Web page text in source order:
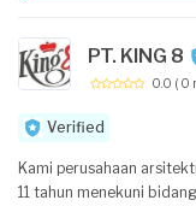
PT. KING 8
0.0 ( 0
Verified
Kami perusahaan
11 tahun menekuni